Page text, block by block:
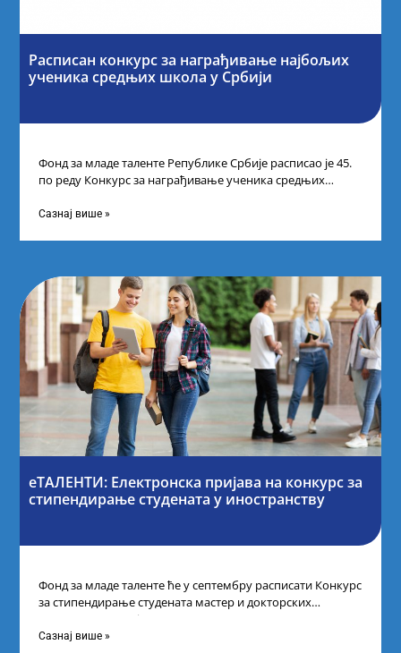
Расписан конкурс за награђивање најбољих
ученика средњих школа у Србији
Фонд за младе таленте Републике Србије расписао је 45.
по реду Конкурс за награђивање ученика средњих
Сазнај више »
еТАЛЕНТИ: Електронска пријава на конкурс за
стипендирање студената у иностранству
Фонд за младе таленте ће у септембру расписати Конкурс
за стипендирање студената мастер и докторских
академских студија у иностранству, на
Сазнај више »